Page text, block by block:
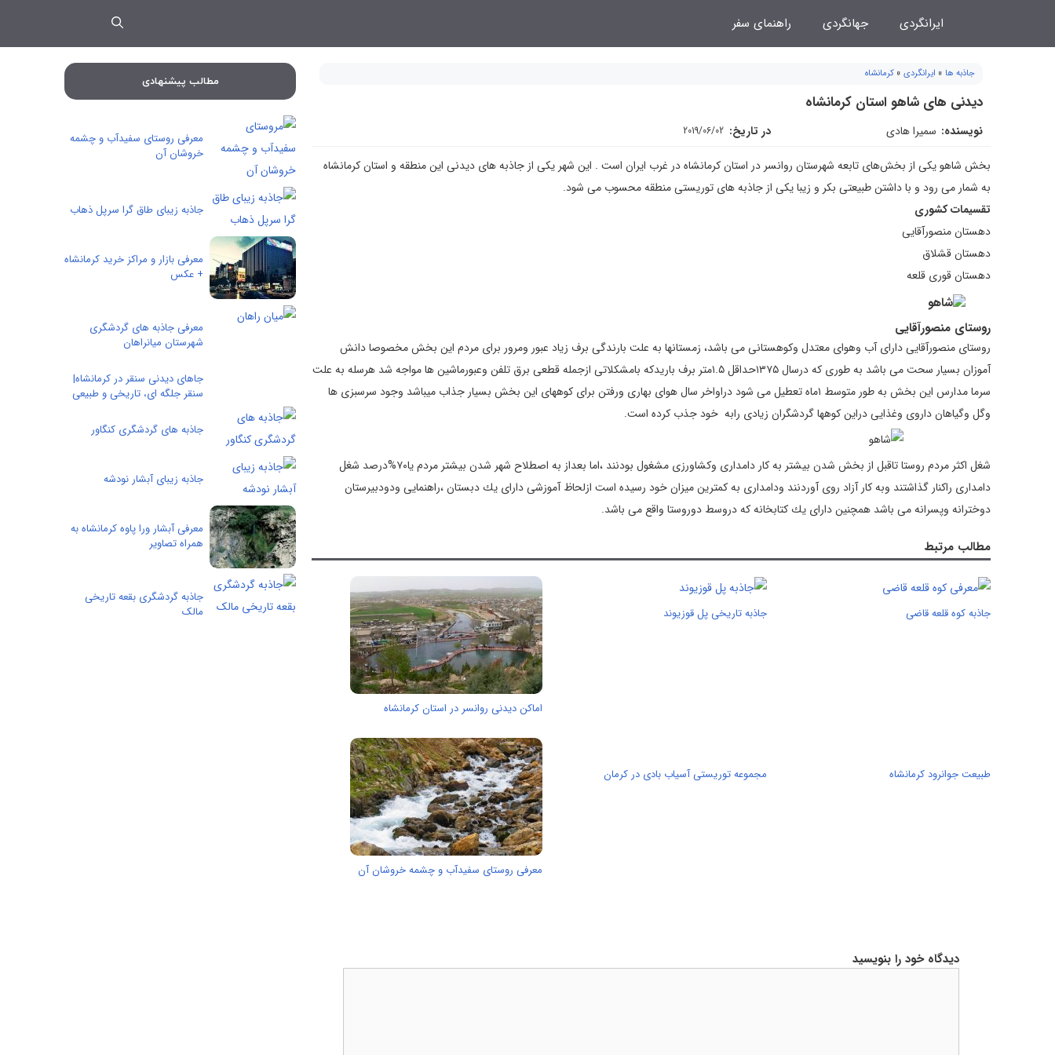
ایرانگردی جهانگردی راهنمای سفر
جاذبه ها » ایرانگردی » کرمانشاه
دیدنی های شاهو استان کرمانشاه
نویسنده: سمیرا هادی در تاریخ: 2019/06/02
بخش شاهو یکی از بخش‌های تابعه شهرستان روانسر در استان کرمانشاه در غرب ایران است . این شهر یکی از جاذبه های دیدنی این منطقه و استان کرمانشاه
به شمار می رود و با داشتن طبیعتی بکر و زیبا یکی از جاذبه های توریستی منطقه محسوب می شود.
تقسیمات کشوری
دهستان منصورآقایی
دهستان قشلاق
دهستان قوری قلعه
روستای منصورآقايی
روستای منصورآقایی دارای آب وهوای معتدل وكوهستانی می باشد، زمستانها به علت بارندگی برف زياد عبور ومرور برای مردم اين بخش مخصوصا دانش
آموزان بسيار سحت می باشد به طوری كه درسال ۱۳۷۵حداقل ۱.۵متر برف باريدكه بامشكلاتی ازجمله قطعی برق تلفن وعبورماشين ها مواجه شد هرسله به علت
سرما مدارس اين بخش به طور متوسط ۱ماه تعطيل می شود دراواخر سال هوای بهاری ورفتن برای كوههای اين بخش بسيار جذاب ميباشد وجود سرسبزی ها
وگل وگياهان داروی وغذايی دراين كوهها گردشگران زيادی رابه خود جذب كرده است.
شغل اكثر مردم روستا تاقبل از بخش شدن بيشتر به كار دامداری وكشاورزی مشغول بودنند ،اما بعداز به اصطلاح شهر شدن بيشتر مردم يا۷۰%درصد شغل
دامداری راكنار گذاشتند وبه كار آزاد روی آوردنند ودامداری به كمترين ميزان خود رسيده است ازلحاظ آموزشی دارای يك دبستان ،راهنمايی ودودبيرستان
دوخترانه وپسرانه می باشد همچنين دارای يك كتابخانه كه دروسط دوروستا واقع می باشد.
مطالب مرتبط
جاذبه کوه قلعه قاضی جاذبه تاریخی پل قوزیوند
اماکن دیدنی روانسر در استان کرمانشاه
طبیعت جوانرود کرمانشاه مجموعه توریستی آسیاب بادی در کرمان
معرفی روستای سفیدآب و چشمه خروشان آن
دیدگاه خود را بنویسید
مطالب پیشنهادی
معرفی روستای سفیدآب و چشمه
خروشان آن
جاذبه زیبای طاق گرا سرپل ذهاب
معرفی بازار و مراکز خرید کرمانشاه
+ عکس
معرفی جاذبه های گردشگری
شهرستان میانراهان
جاهای دیدنی سنقر در کرمانشاه|
سنقر جلگه ای، تاریخی و طبیعی
جاذبه های گردشگری کنگاور
جاذبه زیبای آبشار نودشه
معرفی آبشار ورا پاوه کرمانشاه به
همراه تصاویر
جاذبه گردشگری بقعه تاریخی
مالک